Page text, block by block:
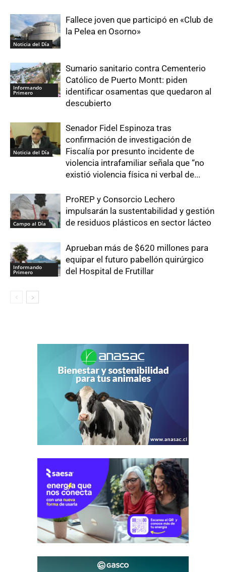
Noticia del Día
Fallece joven que participó en «Club de
la Pelea en Osorno»
Informando
Primero
Sumario sanitario contra Cementerio
Católico de Puerto Montt: piden
identificar osamentas que quedaron al
descubierto
Noticia del Día
Senador Fidel Espinoza tras
confirmación de investigación de
Fiscalía por presunto incidente de
violencia intrafamiliar señala que “no
existió violencia física ni verbal de...
Campo al Día
ProREP y Consorcio Lechero
impulsarán la sustentabilidad y gestión
de residuos plásticos en sector lácteo
Informando
Primero
Aprueban más de $620 millones para
equipar el futuro pabellón quirúrgico
del Hospital de Frutillar